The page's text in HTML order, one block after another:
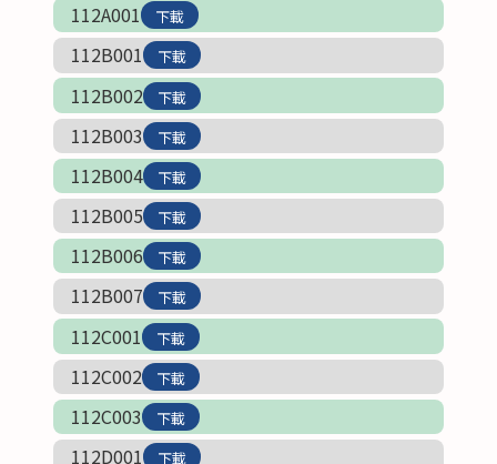
112A001
下載
112B001 下載
112B002 下載
112B003 下載
112B004 下載
112B005 下載
112B006 下載
112B007 下載
112C001 下載
112C002 下載
112C003 下載
112D001 下載